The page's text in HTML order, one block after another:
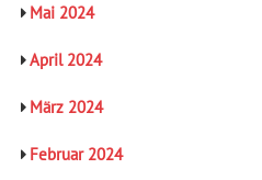
Mai 2024
April 2024
März 2024
Februar 2024